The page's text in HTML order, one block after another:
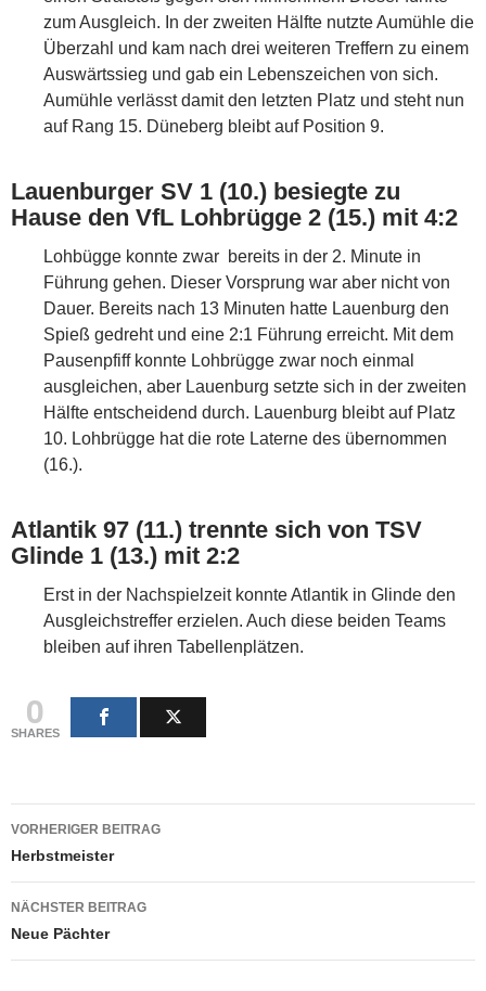
zum Ausgleich. In der zweiten Hälfte nutzte Aumühle die
Überzahl und kam nach drei weiteren Treffern zu einem
Auswärtssieg und gab ein Lebenszeichen von sich.
Aumühle verlässt damit den letzten Platz und steht nun
auf Rang 15. Düneberg bleibt auf Position 9.
Lauenburger SV 1 (10.) besiegte zu
Hause den VfL Lohbrügge 2 (15.) mit 4:2
Lohbügge konnte zwar bereits in der 2. Minute in
Führung gehen. Dieser Vorsprung war aber nicht von
Dauer. Bereits nach 13 Minuten hatte Lauenburg den
Spieß gedreht und eine 2:1 Führung erreicht. Mit dem
Pausenpfiff konnte Lohbrügge zwar noch einmal
ausgleichen, aber Lauenburg setzte sich in der zweiten
Hälfte entscheidend durch. Lauenburg bleibt auf Platz
10. Lohbrügge hat die rote Laterne des übernommen
(16.).
Atlantik 97 (11.) trennte sich von TSV
Glinde 1 (13.) mit 2:2
Erst in der Nachspielzeit konnte Atlantik in Glinde den
Ausgleichstreffer erzielen. Auch diese beiden Teams
bleiben auf ihren Tabellenplätzen.
0
SHARES
Beitragsnavigation
VORHERIGER BEITRAG
Herbstmeister
NÄCHSTER BEITRAG
Neue Pächter